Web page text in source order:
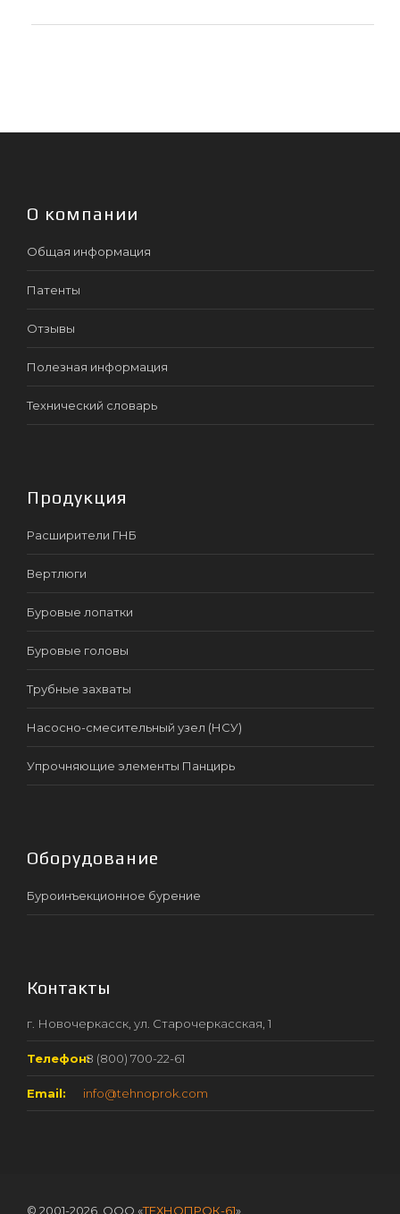
О компании
Общая информация
Патенты
Отзывы
Полезная информация
Технический словарь
Продукция
Расширители ГНБ
Вертлюги
Буровые лопатки
Буровые головы
Трубные захваты
Насосно-смесительный узел (НСУ)
Упрочняющие элементы Панцирь
Оборудование
Буроинъекционное бурение
Контакты
г. Новочеркасск, ул. Старочеркасская, 1
Телефон:8 (800) 700-22-61
Email: info@tehnoprok.com
© 2001-2026. ООО «ТЕХНОПРОК-61».